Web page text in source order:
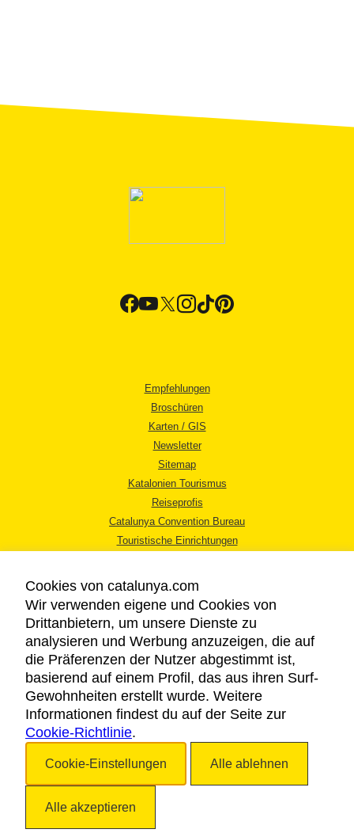
Empfehlungen
Broschüren
Karten / GIS
Newsletter
Sitemap
Katalonien Tourismus
Reiseprofis
Catalunya Convention Bureau
Touristische Einrichtungen
RECHTLICHER HINWEIS
DATENSCHUTZICHTLINIE
COOKIES
BARRIEREFREIHEIT
Cookies von catalunya.com
Wir verwenden eigene und Cookies von
Drittanbietern, um unsere Dienste zu
analysieren und Werbung anzuzeigen, die auf
die Präferenzen der Nutzer abgestimmt ist,
basierend auf einem Profil, das aus ihren Surf-
Gewohnheiten erstellt wurde. Weitere
Informationen findest du auf der Seite zur
Cookie-Richtlinie.
Cookie-Einstellungen Alle ablehnen
Alle akzeptieren